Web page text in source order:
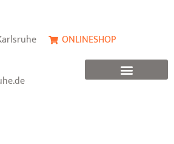
ONLINESHOP